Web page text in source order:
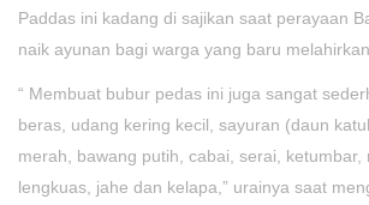
Paddas ini kadang di sajikan saat perayaan
naik ayunan bagi warga yang baru
“ Membuat bubur pedas ini juga sangat
beras, udang kering kecil, sayuran (daun
merah, bawang putih, cabai, serai, ketumbar,
lengkuas, jahe dan kelapa,” urainya saat